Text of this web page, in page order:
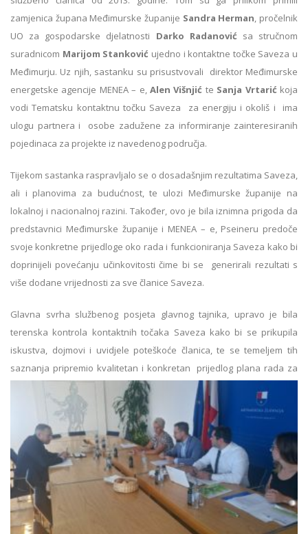
zamjenica župana Međimurske županije Sandra Herman, pročelnik
UO za gospodarske djelatnosti Darko Radanović sa stručnom
suradnicom Marijom Stanković ujedno i kontaktne točke Saveza u
Međimurju. Uz njih, sastanku su prisustvovali direktor Međimurske
energetske agencije MENEA – e, Alen Višnjić te Sanja Vrtarić koja
vodi Tematsku kontaktnu točku Saveza za energiju i okoliš i ima
ulogu partnera i osobe zadužene za informiranje zainteresiranih
pojedinaca za projekte iz navedenog područja.
Tijekom sastanka raspravljalo se o dosadašnjim rezultatima Saveza,
ali i planovima za budućnost, te ulozi Međimurske županije na
lokalnoj i nacionalnoj razini. Također, ovo je bila iznimna prigoda da
predstavnici Međimurske županije i MENEA – e, Pseineru predoče
svoje konkretne prijedloge oko rada i funkcioniranja Saveza kako bi
doprinijeli povećanju učinkovitosti čime bi se generirali rezultati s
više dodane vrijednosti za sve članice Saveza.
Glavna svrha službenog posjeta glavnog tajnika, upravo je bila
terenska kontrola kontaktnih točaka Saveza kako bi se prikupila
iskustva, dojmovi i uvidjele poteškoće članica, te se temeljem tih
saznanja pripremio kvalitetan i konkretan prijedlog plana rada za